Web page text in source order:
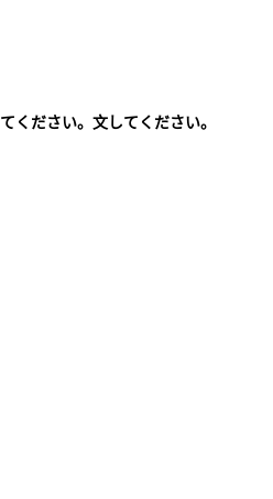
ください。文してください。